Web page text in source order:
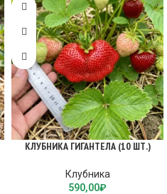
КЛУБНИКА ГИГАНТЕЛА (10 ШТ.)
Клубника
590,00₽